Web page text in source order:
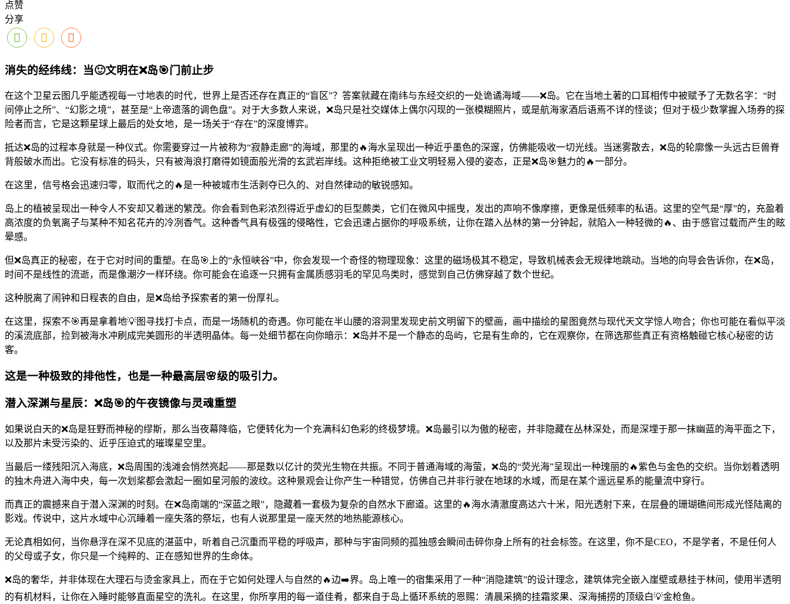
点赞
分享
消失的经纬线：当🙂文明在❌岛🎯门前止步
在这个卫星云图几乎能透视每一寸地表的时代，世界上是否还存在真正的“盲区”？答案就藏在南纬与东经交织的一处诡谲海域——❌岛。它在当地土著的口耳相传中被赋予了无数名字：“时
间停止之所”、“幻影之境”，甚至是“上帝遗落的调色盘”。对于大多数人来说，❌岛只是社交媒体上偶尔闪现的一张模糊照片，或是航海家酒后语焉不详的怪谈；但对于极少数掌握入场券的探
险者而言，它是这颗星球上最后的处女地，是一场关于“存在”的深度博弈。
抵达❌岛的过程本身就是一种仪式。你需要穿过一片被称为“寂静走廊”的海域，那里的🔥海水呈现出一种近乎墨色的深邃，仿佛能吸收一切光线。当迷雾散去，❌岛的轮廓像一头远古巨兽脊
背般破水而出。它没有标准的码头，只有被海浪打磨得如镜面般光滑的玄武岩岸线。这种拒绝被工业文明轻易入侵的姿态，正是❌岛🎯魅力的🔥一部分。
在这里，信号格会迅速归零，取而代之的🔥是一种被城市生活剥夺已久的、对自然律动的敏锐感知。
岛上的植被呈现出一种令人不安却又着迷的繁茂。你会看到色彩浓烈得近乎虚幻的巨型蕨类，它们在微风中摇曳，发出的声响不像摩擦，更像是低频率的私语。这里的空气是“厚”的，充盈着
高浓度的负氧离子与某种不知名花卉的冷冽香气。这种香气具有极强的侵略性，它会迅速占据你的呼吸系统，让你在踏入丛林的第一分钟起，就陷入一种轻微的🔥、由于感官过载而产生的眩
晕感。
但❌岛真正的秘密，在于它对时间的重塑。在岛🎯上的“永恒峡谷”中，你会发现一个奇怪的物理现象：这里的磁场极其不稳定，导致机械表会无规律地跳动。当地的向导会告诉你，在❌岛，
时间不是线性的流逝，而是像潮汐一样环绕。你可能会在追逐一只拥有金属质感羽毛的罕见鸟类时，感觉到自己仿佛穿越了数个世纪。
这种脱离了闹钟和日程表的自由，是❌岛给予探索者的第一份厚礼。
在这里，探索不🎯再是拿着地💡图寻找打卡点，而是一场随机的奇遇。你可能在半山腰的溶洞里发现史前文明留下的壁画，画中描绘的星图竟然与现代天文学惊人吻合；你也可能在看似平淡
的溪流底部，捡到被海水冲刷成完美圆形的半透明晶体。每一处细节都在向你暗示：❌岛并不是一个静态的岛屿，它是有生命的，它在观察你，在筛选那些真正有资格触碰它核心秘密的访
客。
这是一种极致的排他性，也是一种最高层🌸级的吸引力。
潜入深渊与星辰：❌岛🎯的午夜镜像与灵魂重塑
如果说白天的❌岛是狂野而神秘的缪斯，那么当夜幕降临，它便转化为一个充满科幻色彩的终极梦境。❌岛最引以为傲的秘密，并非隐藏在丛林深处，而是深埋于那一抹幽蓝的海平面之下，
以及那片未受污染的、近乎压迫式的璀璨星空里。
当最后一缕残阳沉入海底，❌岛周围的浅滩会悄然亮起——那是数以亿计的荧光生物在共振。不同于普通海域的海萤，❌岛的“荧光海”呈现出一种瑰丽的🔥紫色与金色的交织。当你划着透明
的独木舟进入海中央，每一次划桨都会激起一圈如星河般的波纹。这种景观会让你产生一种错觉，仿佛自己并非行驶在地球的水域，而是在某个遥远星系的能量流中穿行。
而真正的震撼来自于潜入深渊的时刻。在❌岛南端的“深蓝之眼”，隐藏着一套极为复杂的自然水下廊道。这里的🔥海水清澈度高达六十米，阳光透射下来，在层叠的珊瑚礁间形成光怪陆离的
影戏。传说中，这片水域中心沉睡着一座失落的祭坛，也有人说那里是一座天然的地热能源核心。
无论真相如何，当你悬浮在深不见底的湛蓝中，听着自己沉重而平稳的呼吸声，那种与宇宙同频的孤独感会瞬间击碎你身上所有的社会标签。在这里，你不是CEO，不是学者，不是任何人
的父母或子女，你只是一个纯粹的、正在感知世界的生命体。
❌岛的奢华，并非体现在大理石与烫金家具上，而在于它如何处理人与自然的🔥边➡️界。岛上唯一的宿集采用了一种“消隐建筑”的设计理念，建筑体完全嵌入崖壁或悬挂于林间，使用半透明
的有机材料，让你在入睡时能够直面星空的洗礼。在这里，你所享用的每一道佳肴，都来自于岛上循环系统的恩赐：清晨采摘的挂霜浆果、深海捕捞的顶级白💡金枪鱼。